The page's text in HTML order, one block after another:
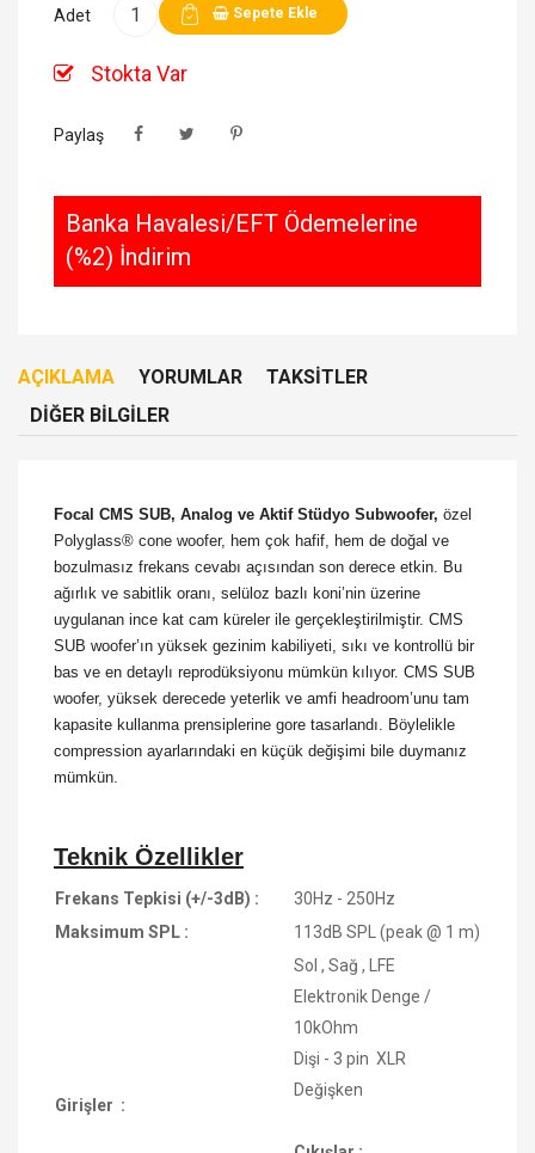
Adet Sepete Ekle
Stokta Var
Paylaş
Banka Havalesi/EFT Ödemelerine
(%2) İndirim
AÇIKLAMA YORUMLAR
TAKSITLER
DIĞER BILGILER
Focal CMS SUB, Analog ve Aktif Stüdyo Subwoofer, özel
Polyglass® cone woofer, hem çok hafif, hem de doğal ve
bozulmasız frekans cevabı açısından son derece etkin. Bu
ağırlık ve sabitlik oranı, selüloz bazlı koni’nin üzerine
uygulanan ince kat cam küreler ile gerçekleştirilmiştir. CMS
SUB woofer’ın yüksek gezinim kabiliyeti, sıkı ve kontrollü bir
bas ve en detaylı reprodüksiyonu mümkün kılıyor. CMS SUB
woofer, yüksek derecede yeterlik ve amfi headroom’unu tam
kapasite kullanma prensiplerine gore tasarlandı. Böylelikle
compression ayarlarındaki en küçük değişimi bile duymanız
mümkün.
Teknik Özellikler
Frekans Tepkisi (+/-3dB) :
30Hz - 250Hz
Maksimum SPL :
113dB SPL (peak @ 1 m)
Girişler :
Sol , Sağ , LFE
Elektronik Denge /
10kOhm
Dişi - 3 pin XLR
Değişken